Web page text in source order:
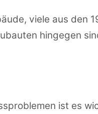
viele aus den
hingegen
ist es